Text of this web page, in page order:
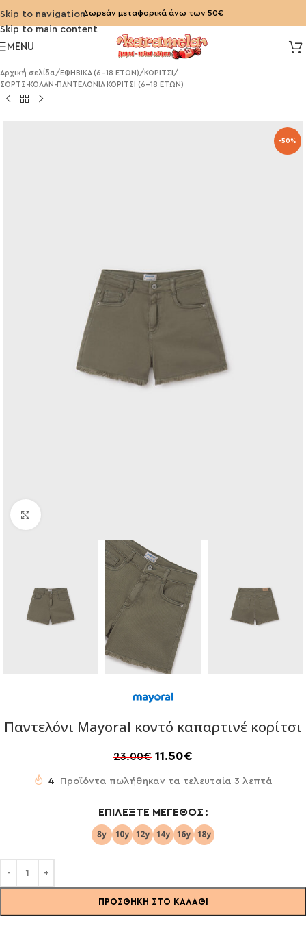
Skip to navigation
Skip to main content
Δωρεάν μεταφορικά άνω των 50€
MENU
Αρχική σελίδα/ ΕΦΗΒΙΚΑ (6-18 ΕΤΩΝ)/ ΚΟΡΙΤΣΙ /
ΣΟΡΤΣ-ΚΟΛΑΝ-ΠΑΝΤΕΛΟΝΙΑ ΚΟΡΙΤΣΙ (6-18 ΕΤΩΝ)
-50%
Παντελόνι Mayoral κοντό καπαρτινέ κορίτσι
23.00€ 11.50€
4 Προϊόντα πωλήθηκαν τα τελευταία 3 λεπτά
ΕΠΙΛΈΞΤΕ ΜΈΓΕΘΟΣ
ΠΡΟΣΘΉΚΗ ΣΤΟ ΚΑΛΆΘΙ